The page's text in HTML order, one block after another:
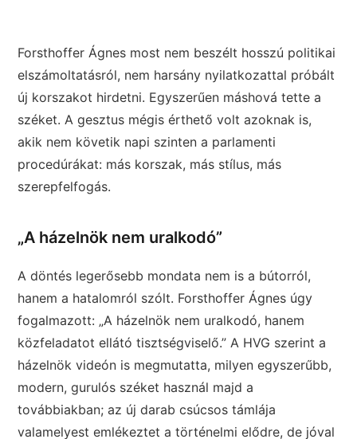
Forsthoffer Ágnes most nem beszélt hosszú politikai
elszámoltatásról, nem harsány nyilatkozattal próbált
új korszakot hirdetni. Egyszerűen máshová tette a
széket. A gesztus mégis érthető volt azoknak is,
akik nem követik napi szinten a parlamenti
procedúrákat: más korszak, más stílus, más
szerepfelfogás.
„A házelnök nem uralkodó”
A döntés legerősebb mondata nem is a bútorról,
hanem a hatalomról szólt. Forsthoffer Ágnes úgy
fogalmazott: „A házelnök nem uralkodó, hanem
közfeladatot ellátó tisztségviselő.” A HVG szerint a
házelnök videón is megmutatta, milyen egyszerűbb,
modern, gurulós széket használ majd a
továbbiakban; az új darab csúcsos támlája
valamelyest emlékeztet a történelmi elődre, de jóval